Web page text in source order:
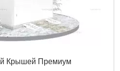
Крышей Премиум